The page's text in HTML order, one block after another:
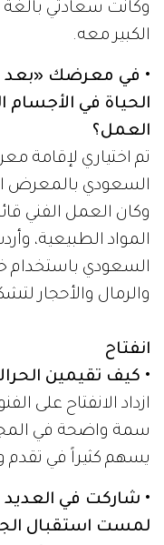
وكانت سعادتي
الكبير معه.
• في معرضك «بعد
الحياة في الأجسام
العمل؟
تم اختياري لإقامة
السعودي بالمعرض
وكان العمل الفني
المواد الطبيعية،
السعودي باستخدام
والرمال والأحجار
انفتاح
• كيف تقيمين
ازداد الانفتاح على
سمة واضحة في
يسهم كثيراً في
• شاركت في
لمست استقبال